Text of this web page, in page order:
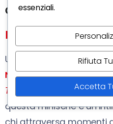
Giovedì 1 maggio
Netflix – The Four
Una nuova commedia
Netflix: un remake
The Four Season.
questa miniserie è
essenziali.
Rifiuta
Accetta